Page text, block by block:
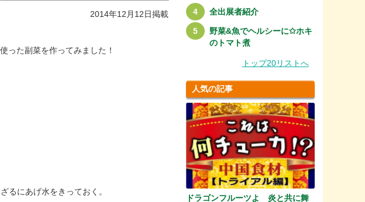
2014年12月12日掲載
った副菜を作ってみました！
るにあげ水をきっておく。
全出展者紹介
野菜&魚でヘルシーに✩ホキ
のトマト煮
トップ20リストへ
人気の記事
ドラゴンフルーツよ 炎と共に舞